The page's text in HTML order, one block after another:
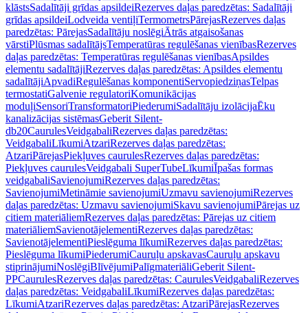
klāstsSadalītāji grīdas apsildeiRezerves daļas paredzētas: Sadalītāji
grīdas apsildeiLodveida ventiļiTermometrsPārejasRezerves daļas
paredzētas: PārejasSadalītāju noslēgiĀtrās atgaisošanas
vārstiPlūsmas sadalītājsTemperatūras regulēšanas vienībasRezerves
daļas paredzētas: Temperatūras regulēšanas vienībasApsildes
elementu sadalītājiRezerves daļas paredzētas: Apsildes elementu
sadalītājiApvadiRegulēšanas komponentiServopiedziņasTelpas
termostatiGalvenie regulatoriKomunikācijas
moduļiSensoriTransformatoriPiederumiSadalītāju izolācijaĒku
kanalizācijas sistēmasGeberit Silent-
db20CaurulesVeidgabaliRezerves daļas paredzētas:
VeidgabaliLīkumiAtzariRezerves daļas paredzētas:
AtzariPārejasPiekļuves caurulesRezerves daļas paredzētas:
Piekļuves caurulesVeidgabali SuperTubeLīkumiĪpašas formas
veidgabaliSavienojumiRezerves daļas paredzētas:
SavienojumiMetināmie savienojumiUzmavu savienojumiRezerves
daļas paredzētas: Uzmavu savienojumiSkavu savienojumiPārejas uz
citiem materiāliemRezerves daļas paredzētas: Pārejas uz citiem
materiāliemSavienotājelementiRezerves daļas paredzētas:
SavienotājelementiPieslēguma līkumiRezerves daļas paredzētas:
Pieslēguma līkumiPiederumiCauruļu apskavasCauruļu apskavu
stiprinājumiNoslēgiBlīvējumiPalīgmateriāliGeberit Silent-
PPCaurulesRezerves daļas paredzētas: CaurulesVeidgabaliRezerves
daļas paredzētas: VeidgabaliLīkumiRezerves daļas paredzētas:
LīkumiAtzariRezerves daļas paredzētas: AtzariPārejasRezerves